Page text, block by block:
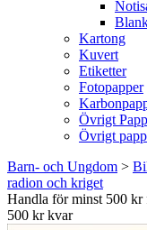
Kartong
Kuvert
Etiketter
Fotopapper
Övrigt
Övrigt
Barn- och Ungdom >
radion och kriget
Handla för minst 500
500 kr kvar